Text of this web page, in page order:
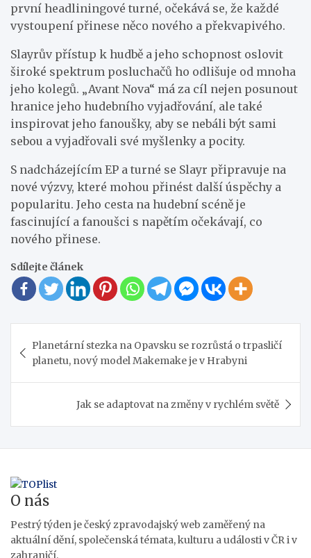
první headliningové turné, očekává se, že každé
vystoupení přinese něco nového a překvapivého.
Slayrův přístup k hudbě a jeho schopnost oslovit
široké spektrum posluchačů ho odlišuje od mnoha
jeho kolegů. „Avant Nova“ má za cíl nejen posunout
hranice jeho hudebního vyjadřování, ale také
inspirovat jeho fanoušky, aby se nebáli být sami
sebou a vyjadřovali své myšlenky a pocity.
S nadcházejícím EP a turné se Slayr připravuje na
nové výzvy, které mohou přinést další úspěchy a
popularitu. Jeho cesta na hudební scéně je
fascinující a fanoušci s napětím očekávají, co
nového přinese.
Sdílejte článek
pro
příspěvek
Planetární stezka na Opavsku se rozrůstá o trpasličí
planetu, nový model Makemake je v Hrabyni
Jak se adaptovat na změny v rychlém světě
O nás
Pestrý týden je český zpravodajský web zaměřený na
aktuální dění, společenská témata, kulturu a události v ČR i v
zahraničí.